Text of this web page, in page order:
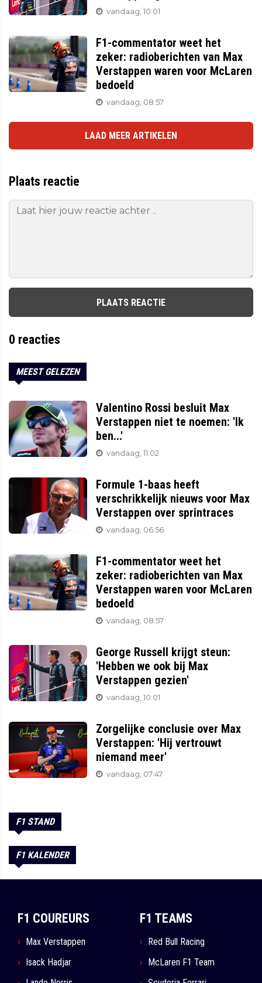
vandaag, 10:01
F1-commentator weet het
zeker: radioberichten van Max
Verstappen waren voor McLaren
bedoeld
vandaag, 08:57
LAAD MEER ARTIKELEN
Plaats reactie
PLAATS REACTIE
0 reacties
MEEST GELEZEN
Valentino Rossi besluit Max
Verstappen niet te noemen: 'Ik
ben...'
vandaag, 11:02
Formule 1-baas heeft
verschrikkelijk nieuws voor Max
Verstappen over sprintraces
vandaag, 06:56
F1-commentator weet het
zeker: radioberichten van Max
Verstappen waren voor McLaren
bedoeld
vandaag, 08:57
George Russell krijgt steun:
'Hebben we ook bij Max
Verstappen gezien'
vandaag, 10:01
Zorgelijke conclusie over Max
Verstappen: 'Hij vertrouwt
niemand meer'
vandaag, 07:47
F1 STAND
F1 KALENDER
F1 COUREURS
Max Verstappen
Isack Hadjar
F1 TEAMS
Red Bull Racing
McLaren F1 Team